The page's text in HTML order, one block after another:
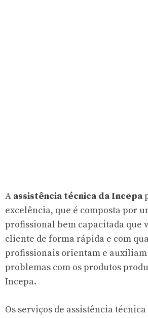
A assistência técnica da Incepa
excelência, que é composta por
profissional bem capacitada que
cliente de forma rápida e com
profissionais orientam e auxiliam
problemas com os produtos
Incepa.
Os serviços de assistência